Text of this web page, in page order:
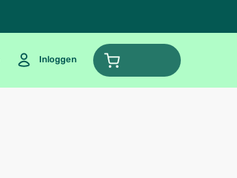
Inloggen